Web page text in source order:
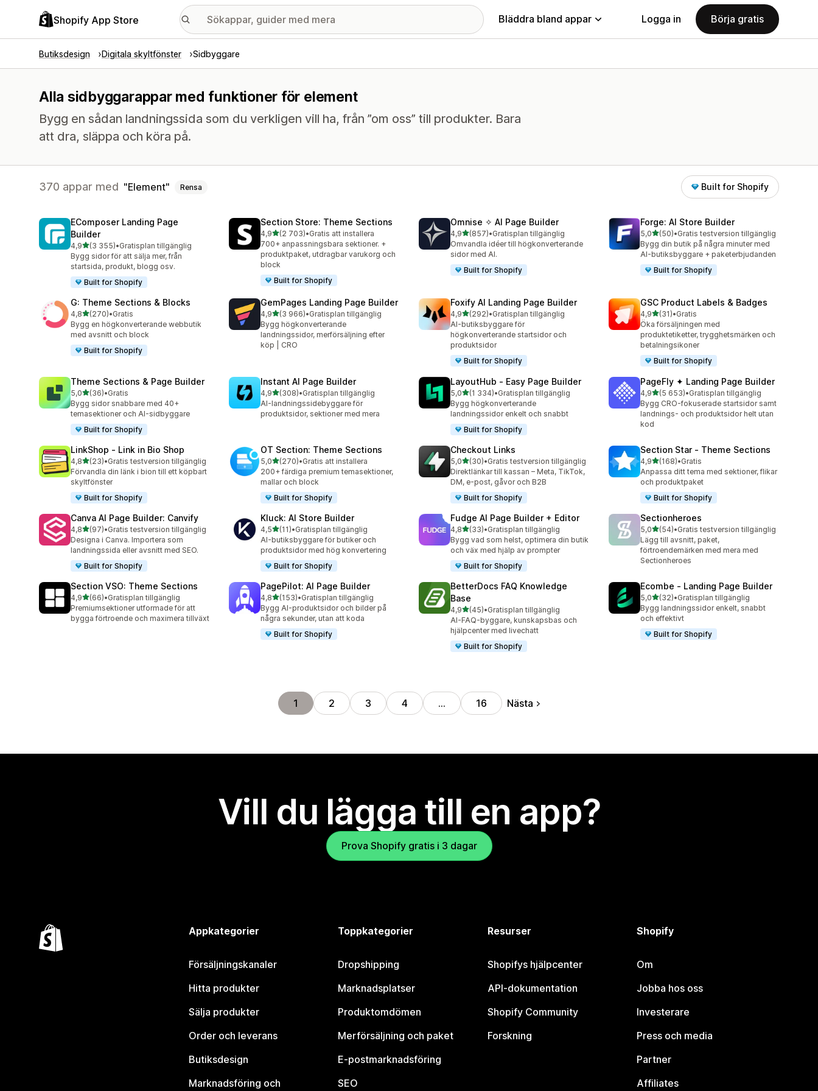
Shopify App Store Bläddra bland appar Logga in Börja gratis
Butiksdesign Digitala skyltfönster Sidbyggare
Alla sidbyggarappar med funktioner för element
Bygg en sådan landningssida som du verkligen vill ha, från ”om oss” till produkter. Bara
att dra, släppa och köra på.
370 appar med Element Rensa Built for Shopify
EComposer Landing Page
Builder
4,9av 5 stjärnor
(3 355)
3355 recensioner totalt
•Gratisplan tillgänglig
Bygg sidor för att sälja mer, från
startsida, produkt, blogg osv.
Built for Shopify
Section Store: Theme Sections
4,9av 5 stjärnor
(2 703)
2703 recensioner totalt
•Gratis att installera
700+ anpassningsbara sektioner. +
produktpaket, utdragbar varukorg och
block
Built for Shopify
Omnise ✧ AI Page Builder
4,9av 5 stjärnor
(857)
857 recensioner totalt
•Gratisplan tillgänglig
Omvandla idéer till högkonverterande
sidor med AI.
Built for Shopify
Forge: AI Store Builder
5,0av 5 stjärnor
(50)
50 recensioner totalt
•Gratis testversion tillgänglig
Bygg din butik på några minuter med
AI-butiksbyggare + paketerbjudanden
Built for Shopify
G: Theme Sections & Blocks
4,8av 5 stjärnor
(270)
270 recensioner totalt
•Gratis
Bygg en högkonverterande webbutik
med avsnitt och block
Built for Shopify
GemPages Landing Page Builder
4,9av 5 stjärnor
(3 966)
3966 recensioner totalt
•Gratisplan tillgänglig
Bygg högkonverterande
landningssidor, merförsäljning efter
köp | CRO
Foxify AI Landing Page Builder
4,9av 5 stjärnor
(292)
292 recensioner totalt
•Gratisplan tillgänglig
AI-butiksbyggare för
högkonverterande startsidor och
produktsidor
Built for Shopify
GSC Product Labels & Badges
4,9av 5 stjärnor
(31)
31 recensioner totalt
•Gratis
Öka försäljningen med
produktetiketter, trygghetsmärken och
betalningsikoner
Built for Shopify
Theme Sections & Page Builder
5,0av 5 stjärnor
(36)
36 recensioner totalt
•Gratis
Bygg sidor snabbare med 40+
temasektioner och AI-sidbyggare
Built for Shopify
Instant AI Page Builder
4,9av 5 stjärnor
(308)
308 recensioner totalt
•Gratisplan tillgänglig
AI-landningssidebyggare för
produktsidor, sektioner med mera
LayoutHub ‑ Easy Page Builder
5,0av 5 stjärnor
(1 334)
1334 recensioner totalt
•Gratisplan tillgänglig
Bygg högkonverterande
landningssidor enkelt och snabbt
Built for Shopify
PageFly ✦ Landing Page Builder
4,9av 5 stjärnor
(5 653)
5653 recensioner totalt
•Gratisplan tillgänglig
Bygg CRO-fokuserade startsidor samt
landnings- och produktsidor helt utan
kod
LinkShop ‑ Link in Bio Shop
4,8av 5 stjärnor
(23)
23 recensioner totalt
•Gratis testversion tillgänglig
Förvandla din länk i bion till ett köpbart
skyltfönster
Built for Shopify
OT Section: Theme Sections
5,0av 5 stjärnor
(270)
270 recensioner totalt
•Gratis att installera
200+ färdiga premium temasektioner,
mallar och block
Built for Shopify
Checkout Links
5,0av 5 stjärnor
(30)
30 recensioner totalt
•Gratis testversion tillgänglig
Direktlänkar till kassan – Meta, TikTok,
DM, e-post, gåvor och B2B
Built for Shopify
Section Star ‑ Theme Sections
4,9av 5 stjärnor
(168)
168 recensioner totalt
•Gratis
Anpassa ditt tema med sektioner, flikar
och produktpaket
Built for Shopify
Canva AI Page Builder: Canvify
4,8av 5 stjärnor
(97)
97 recensioner totalt
•Gratis testversion tillgänglig
Designa i Canva. Importera som
landningssida eller avsnitt med SEO.
Built for Shopify
Kluck: AI Store Builder
4,5av 5 stjärnor
(11)
11 recensioner totalt
•Gratisplan tillgänglig
AI-butiksbyggare för butiker och
produktsidor med hög konvertering
Built for Shopify
Fudge AI Page Builder + Editor
4,8av 5 stjärnor
(33)
33 recensioner totalt
•Gratisplan tillgänglig
Bygg vad som helst, optimera din butik
och väx med hjälp av prompter
Built for Shopify
Sectionheroes
5,0av 5 stjärnor
(54)
54 recensioner totalt
•Gratis testversion tillgänglig
Lägg till avsnitt, paket,
förtroendemärken med mera med
Sectionheroes
Section VSO: Theme Sections
4,9av 5 stjärnor
(66)
66 recensioner totalt
•Gratisplan tillgänglig
Premiumsektioner utformade för att
bygga förtroende och maximera tillväxt
PagePilot: AI Page Builder
4,8av 5 stjärnor
(153)
153 recensioner totalt
•Gratisplan tillgänglig
Bygg AI-produktsidor och bilder på
några sekunder, utan att koda
Built for Shopify
BetterDocs FAQ Knowledge
Base
4,9av 5 stjärnor
(45)
45 recensioner totalt
•Gratisplan tillgänglig
AI-FAQ-byggare, kunskapsbas och
hjälpcenter med livechatt
Built for Shopify
Ecombe ‑ Landing Page Builder
5,0av 5 stjärnor
(32)
32 recensioner totalt
•Gratisplan tillgänglig
Bygg landningssidor enkelt, snabbt
och effektivt
Built for Shopify
1 2 3 4 … 16 Nästa
Vill du lägga till en app?
Prova Shopify gratis i 3 dagar
Appkategorier
Försäljningskanaler
Hitta produkter
Sälja produkter
Order och leverans
Butiksdesign
Marknadsföring och
Toppkategorier
Dropshipping
Marknadsplatser
Produktomdömen
Merförsäljning och paket
E-postmarknadsföring
SEO
Resurser
Shopifys hjälpcenter
API-dokumentation
Shopify Community
Forskning
Shopify
Om
Jobba hos oss
Investerare
Press och media
Partner
Affiliates